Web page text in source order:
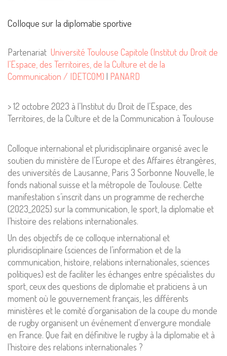
Colloque sur la diplomatie sportive
Partenariat Université Toulouse Capitole (Institut du Droit de
l’Espace, des Territoires, de la Culture et de la
Communication / IDETCOM) | PANARD
> 12 octobre 2023 à l’Institut du Droit de l’Espace, des
Territoires, de la Culture et de la Communication à Toulouse
Colloque international et pluridisciplinaire organisé avec le
soutien du ministère de l’Europe et des Affaires étrangères,
des universités de Lausanne, Paris 3 Sorbonne Nouvelle, le
fonds national suisse et la métropole de Toulouse. Cette
manifestation s’inscrit dans un programme de recherche
(2023_2025) sur la communication, le sport, la diplomatie et
l’histoire des relations internationales.
Un des objectifs de ce colloque international et
pluridisciplinaire (sciences de l’information et de la
communication, histoire, relations internationales, sciences
politiques) est de faciliter les échanges entre spécialistes du
sport, ceux des questions de diplomatie et praticiens à un
moment où le gouvernement français, les différents
ministères et le comité d’organisation de la coupe du monde
de rugby organisent un événement d’envergure mondiale
en France. Que fait en définitive le rugby à la diplomatie et à
l’histoire des relations internationales ?